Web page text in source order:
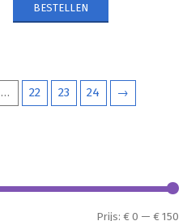
BESTELLEN
… 22 23 24 →
Prijs: € 0 — € 150